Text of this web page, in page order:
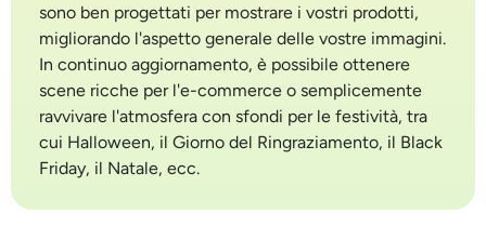
sono ben progettati per mostrare i vostri prodotti,
migliorando l'aspetto generale delle vostre immagini.
In continuo aggiornamento, è possibile ottenere
scene ricche per l'e-commerce o semplicemente
ravvivare l'atmosfera con sfondi per le festività, tra
cui Halloween, il Giorno del Ringraziamento, il Black
Friday, il Natale, ecc.